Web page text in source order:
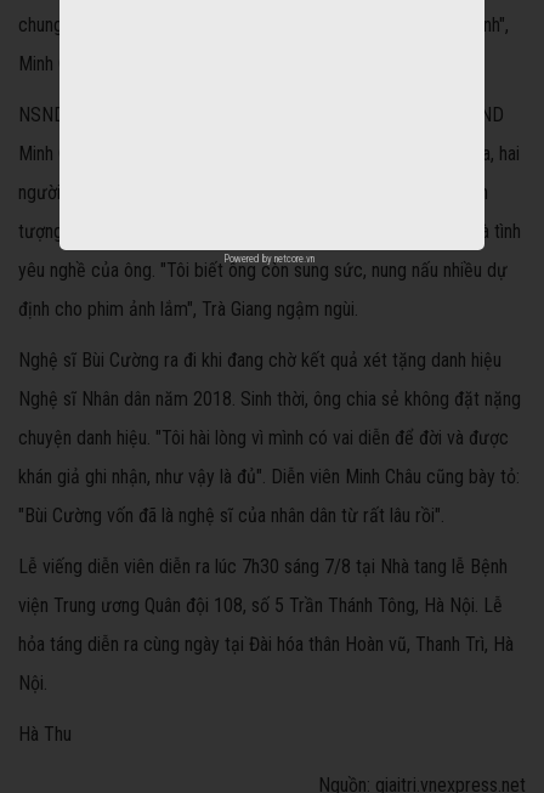
chung vở kịch tốt nghiệp, trong đó tôi vào vai người yêu của anh",
Minh Châu kể.
NSND Trà Giang sửng sốt khi hay tin, bà phải gọi điện cho NSND
Minh Châu để xác nhận. Bùi Cường học sau Trà Giang một khóa, hai
người từng hợp tác trong phim
năm 1988. Bà ấn
tượng với đàn em bởi tinh thần giàu nhiệt huyết, trách nhiệm và tình
yêu nghề của ông. "Tôi biết ông còn sung sức, nung nấu nhiều dự
định cho phim ảnh lắm", Trà Giang ngậm ngùi.
Nghệ sĩ Bùi Cường ra đi khi đang chờ kết quả xét tặng danh hiệu
Nghệ sĩ Nhân dân năm 2018. Sinh thời, ông chia sẻ không đặt nặng
chuyện danh hiệu. "Tôi hài lòng vì mình có vai diễn để đời và được
khán giả ghi nhận, như vậy là đủ". Diễn viên Minh Châu cũng bày tỏ:
"Bùi Cường vốn đã là nghệ sĩ của nhân dân từ rất lâu rồi".
Lễ viếng diễn viên diễn ra lúc 7h30 sáng 7/8 tại Nhà tang lễ Bệnh
viện Trung ương Quân đội 108, số 5 Trần Thánh Tông, Hà Nội. Lễ
hỏa táng diễn ra cùng ngày tại Đài hóa thân Hoàn vũ, Thanh Trì, Hà
Nội.
Hà Thu
Nguồn: giaitri.vnexpress.net
Powered by netcore.vn